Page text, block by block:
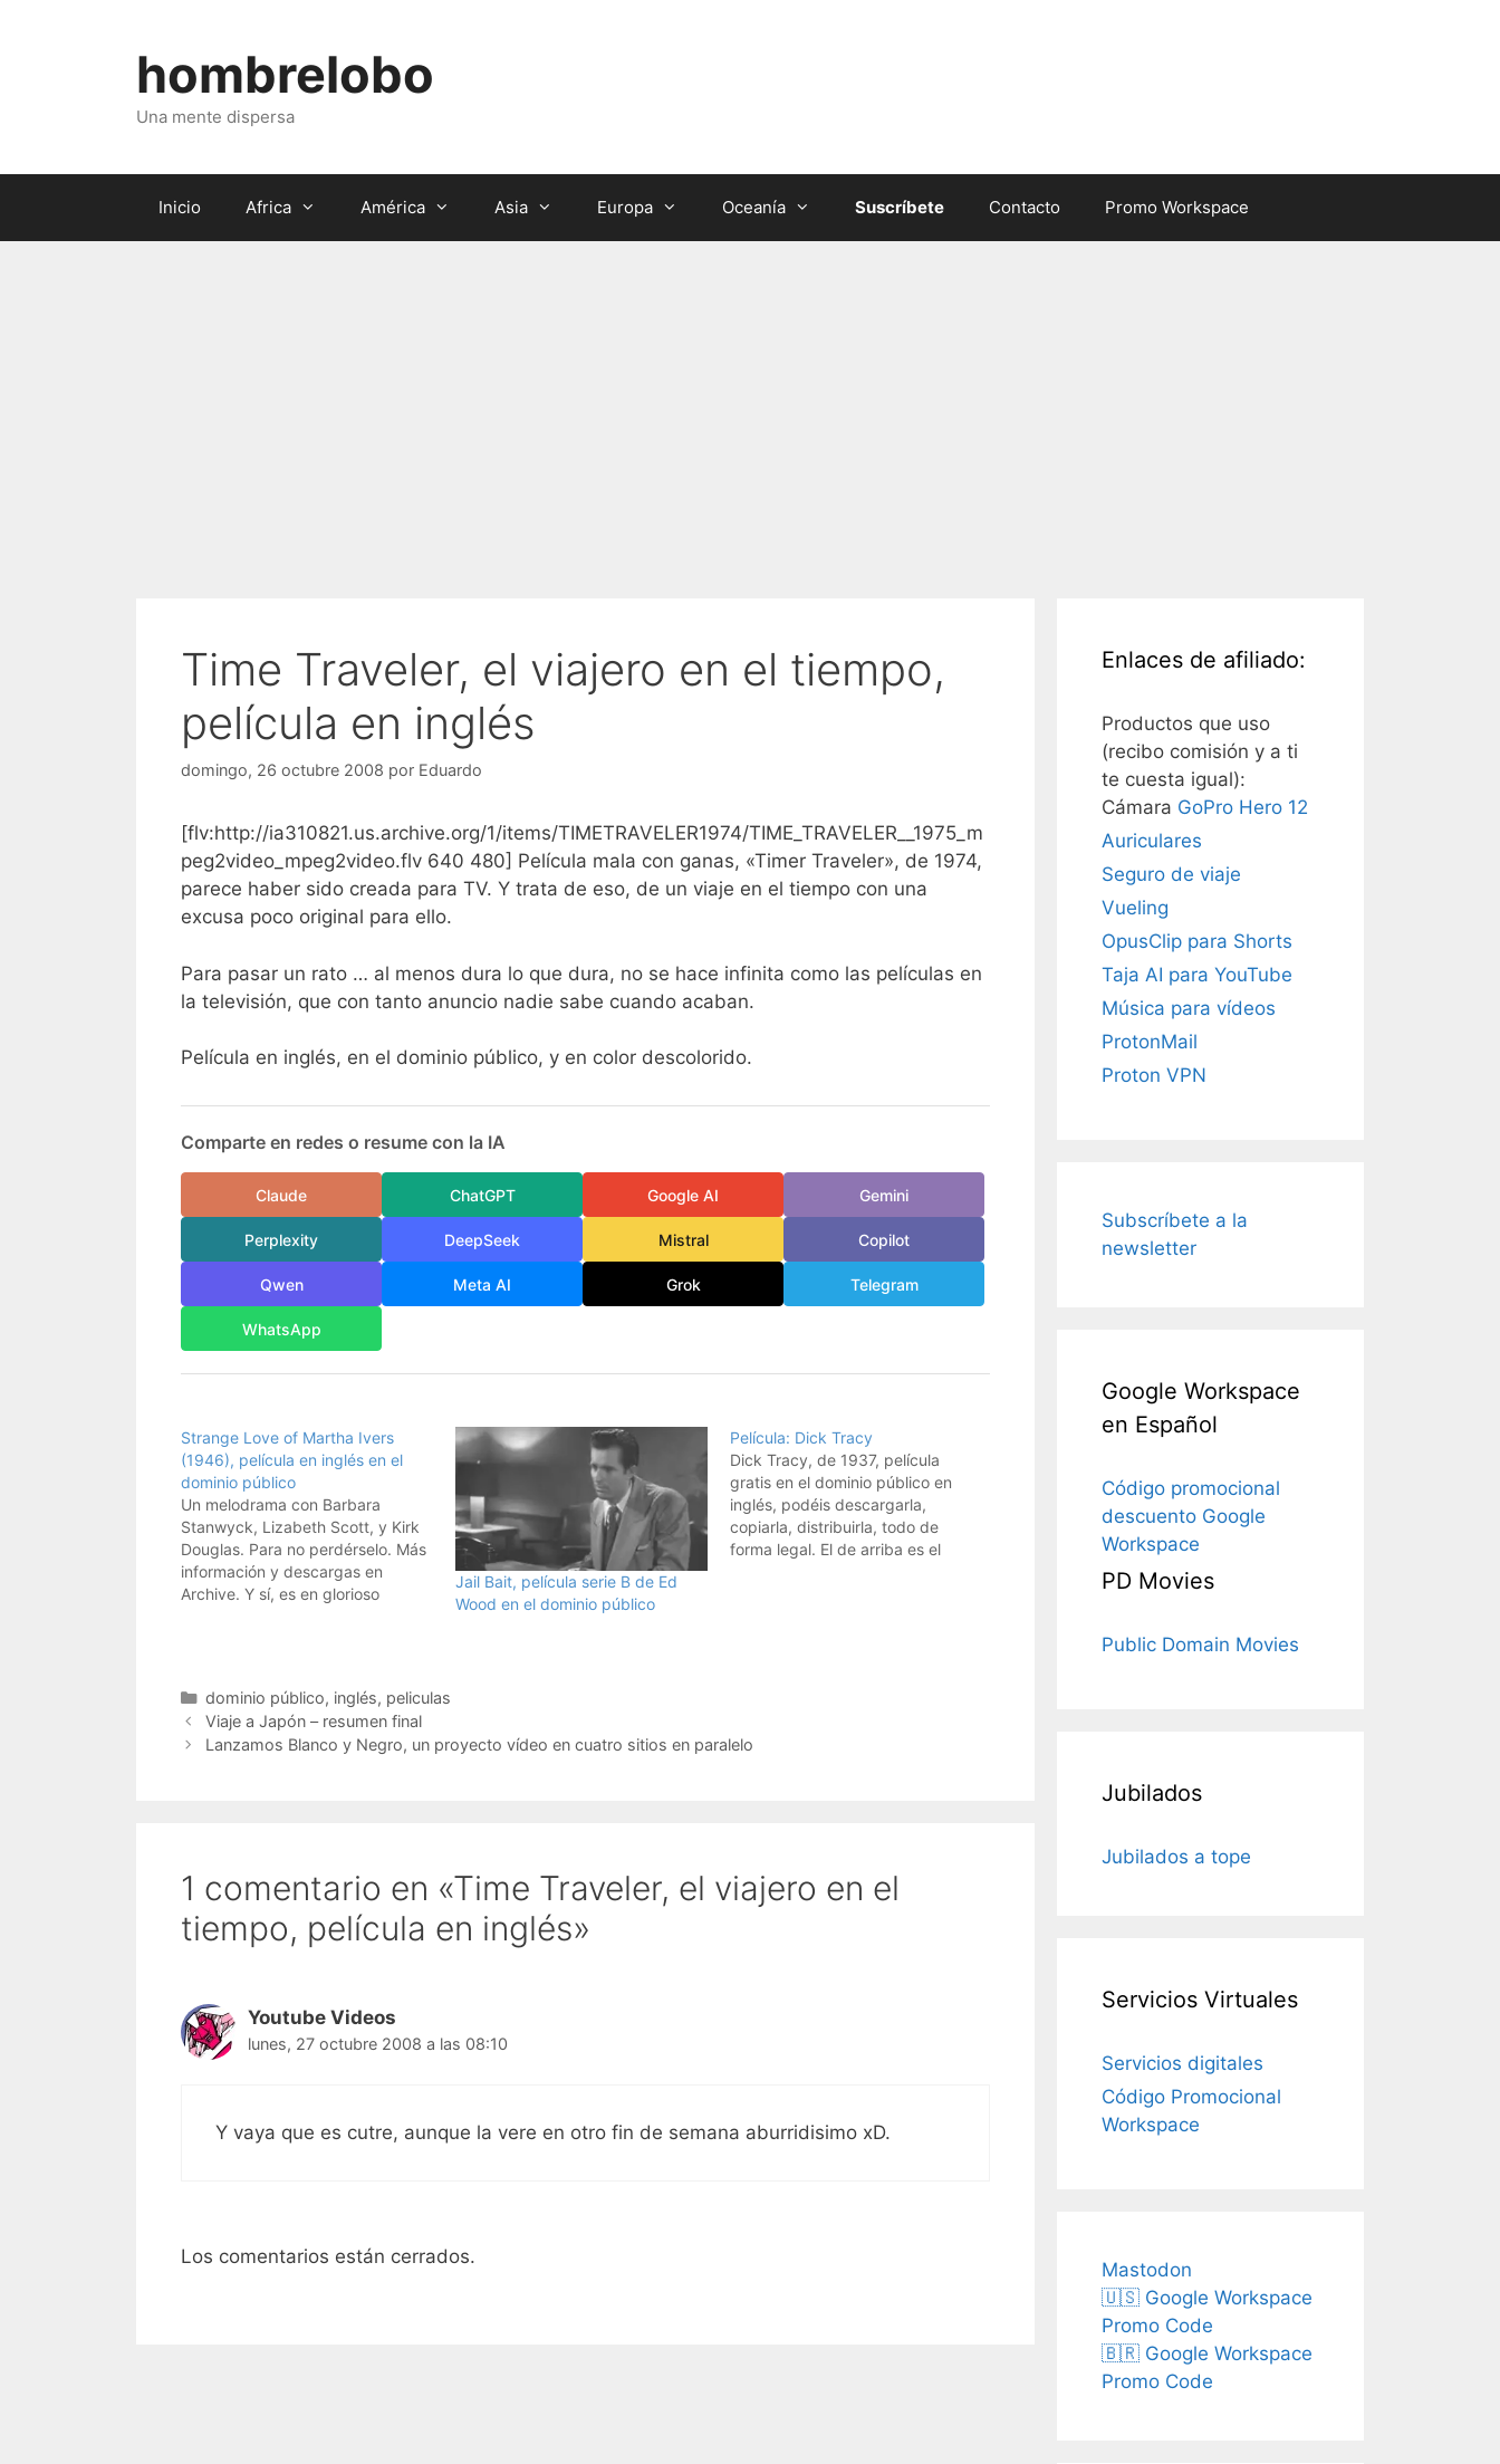
hombrelobo
Una mente dispersa
Inicio Africa América Asia Europa Oceanía Suscríbete Contacto Promo Workspace
Time Traveler, el viajero en el tiempo,
película en inglés
domingo, 26 octubre 2008 por Eduardo
[flv:http://ia310821.us.archive.org/1/items/TIMETRAVELER1974/TIME_TRAVELER__1975_m
peg2video_mpeg2video.flv 640 480] Película mala con ganas, «Timer Traveler», de 1974,
parece haber sido creada para TV. Y trata de eso, de un viaje en el tiempo con una
excusa poco original para ello.
Para pasar un rato … al menos dura lo que dura, no se hace infinita como las películas en
la televisión, que con tanto anuncio nadie sabe cuando acaban.
Película en inglés, en el dominio público, y en color descolorido.
Comparte en redes o resume con la IA
Claude ChatGPT Google AI Gemini
Perplexity DeepSeek Mistral Copilot
Qwen Meta AI Grok Telegram
WhatsApp
Strange Love of Martha Ivers
(1946), película en inglés en el
dominio público
Un melodrama con Barbara
Stanwyck, Lizabeth Scott, y Kirk
Douglas. Para no perdérselo. Más
información y descargas en
Archive. Y sí, es en glorioso
Jail Bait, película serie B de Ed
Wood en el dominio público
Película: Dick Tracy
Dick Tracy, de 1937, película
gratis en el dominio público en
inglés, podéis descargarla,
copiarla, distribuirla, todo de
forma legal. El de arriba es el
Categorías
dominio público, inglés, peliculas
Viaje a Japón – resumen final
Lanzamos Blanco y Negro, un proyecto vídeo en cuatro sitios en paralelo
1 comentario en «Time Traveler, el viajero en el
tiempo, película en inglés»
Youtube Videos
lunes, 27 octubre 2008 a las 08:10
Y vaya que es cutre, aunque la vere en otro fin de semana aburridisimo xD.
Los comentarios están cerrados.
Enlaces de afiliado:
Productos que uso
(recibo comisión y a ti
te cuesta igual):
Cámara GoPro Hero 12
Auriculares
Seguro de viaje
Vueling
OpusClip para Shorts
Taja AI para YouTube
Música para vídeos
ProtonMail
Proton VPN
Subscríbete a la
newsletter
Google Workspace
en Español
Código promocional
descuento Google
Workspace
PD Movies
Public Domain Movies
Jubilados
Jubilados a tope
Servicios Virtuales
Servicios digitales
Código Promocional
Workspace
Mastodon
🇺🇸 Google Workspace
Promo Code
🇧🇷 Google Workspace
Promo Code